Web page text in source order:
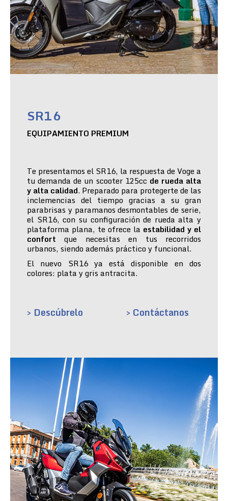
SR16
EQUIPAMIENTO PREMIUM
Te presentamos el SR16, la respuesta de Voge a
tu demanda de un scooter 125cc de rueda alta
y alta calidad. Preparado para protegerte de las
inclemencias del tiempo gracias a su gran
parabrisas y paramanos desmontables de serie,
el SR16, con su configuración de rueda alta y
plataforma plana, te ofrece la estabilidad y el
confort que necesitas en tus recorridos
urbanos, siendo además práctico y funcional.
El nuevo SR16 ya está disponible en dos
colores: plata y gris antracita.
> Descúbrelo > Contáctanos